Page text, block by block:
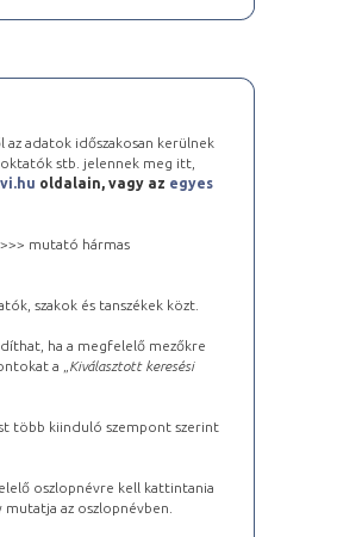
adatok időszakosan kerülnek
oktatók stb. jelennek meg itt,
oldalain, vagy az egyes
mutató hármas
szakok és tanszékek közt.
ha a megfelelő mezőkre
a „ Kiválasztott keresési
több kiinduló szempont szerint
oszlopnévre kell kattintania
az oszlopnévben.